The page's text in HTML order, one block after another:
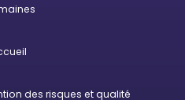
des risques et qualité